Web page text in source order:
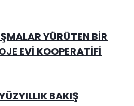
YÜRÜTEN BIR
EVI KOOPERATIFI
BAKIŞ